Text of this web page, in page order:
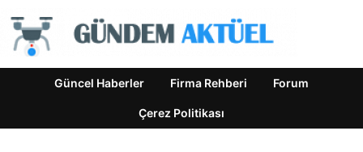
Güncel Haberler Firma Rehberi Forum
Çerez Politikası